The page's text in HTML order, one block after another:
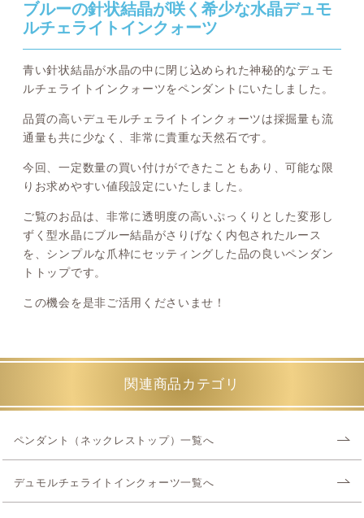
ブルーの針状結晶が咲く希少な水晶デュモ
ルチェライトインクォーツ
青い針状結晶が水晶の中に閉じ込められた神秘的なデュモ
ルチェライトインクォーツをペンダントにいたしました。
品質の高いデュモルチェライトインクォーツは採掘量も流
通量も共に少なく、非常に貴重な天然石です。
今回、一定数量の買い付けができたこともあり、可能な限
りお求めやすい値段設定にいたしました。
ご覧のお品は、非常に透明度の高いぷっくりとした変形し
ずく型水晶にブルー結晶がさりげなく内包されたルース
を、シンプルな爪枠にセッティングした品の良いペンダン
トトップです。
この機会を是非ご活用くださいませ！
関連商品カテゴリ
ペンダント（ネックレストップ）一覧へ
デュモルチェライトインクォーツ一覧へ